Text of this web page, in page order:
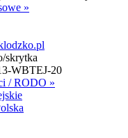
»
skrytka
WBTEJ-20
/ RODO »